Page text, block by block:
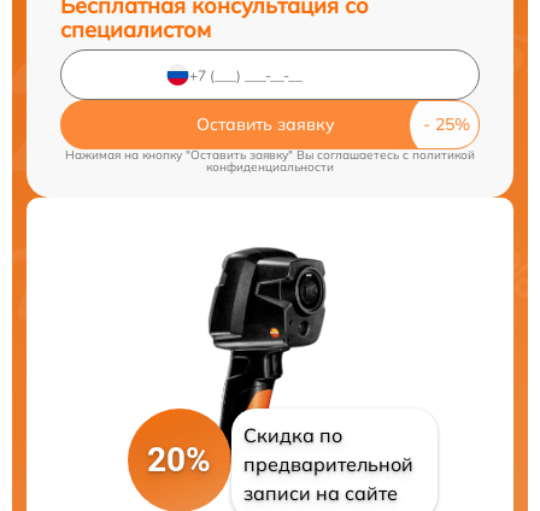
специалистом
Оставить заявку
Нажимая на кнопку "Оставить заявку" Вы соглашаетесь cполитикой
конфиденциальности
20%
Скидка по
предварительной
записи на сайте